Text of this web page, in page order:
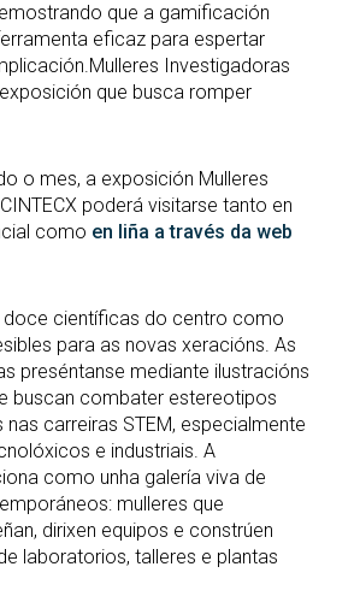
que a gamificación
eficaz para espertar
Investigadoras
exposición que busca romper
o mes, a exposición Mulleres
poderá visitarse tanto en
como en liña a través da web
doce científicas do centro como
para as novas xeracións. As
preséntanse mediante ilustracións
buscan combater estereotipos
nas carreiras STEM, especialmente
e industriais. A
como unha galería viva de
mulleres que
dirixen equipos e constrúen
laboratorios, talleres e plantas